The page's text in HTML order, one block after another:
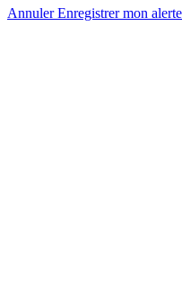
AnnulerEnregistrer mon alerte